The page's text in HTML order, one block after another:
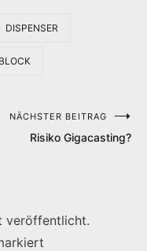
DISPENSER
NÄCHSTER BEITRAG
Risiko Gigacasting?
veröffentlicht.